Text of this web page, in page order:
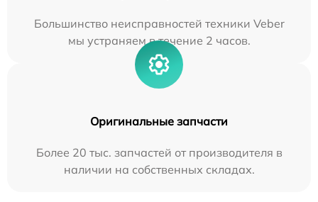
Большинство неисправностей техники Veber
мы устраняем в течение 2 часов.
Оригинальные запчасти
Более 20 тыс. запчастей от производителя в
наличии на собственных складах.